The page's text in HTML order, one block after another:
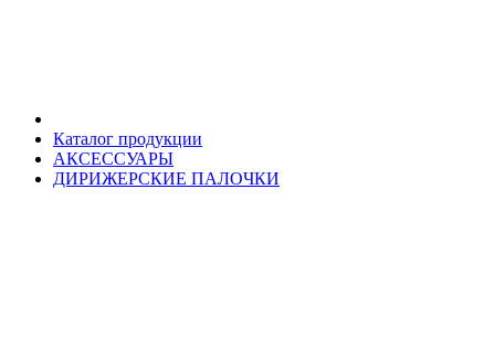
Каталог продукции
АКСЕССУАРЫ
ДИРИЖЕРСКИЕ ПАЛОЧКИ